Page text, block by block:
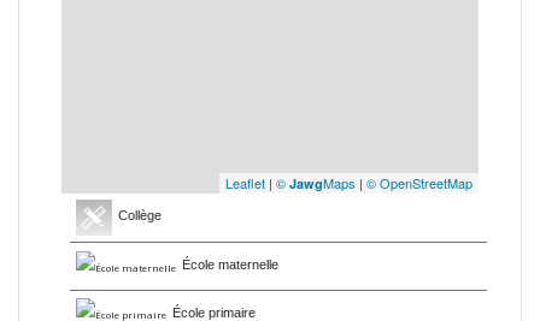
Leaflet | © JawgMaps | © OpenStreetMap
Collège
École maternelle
École primaire